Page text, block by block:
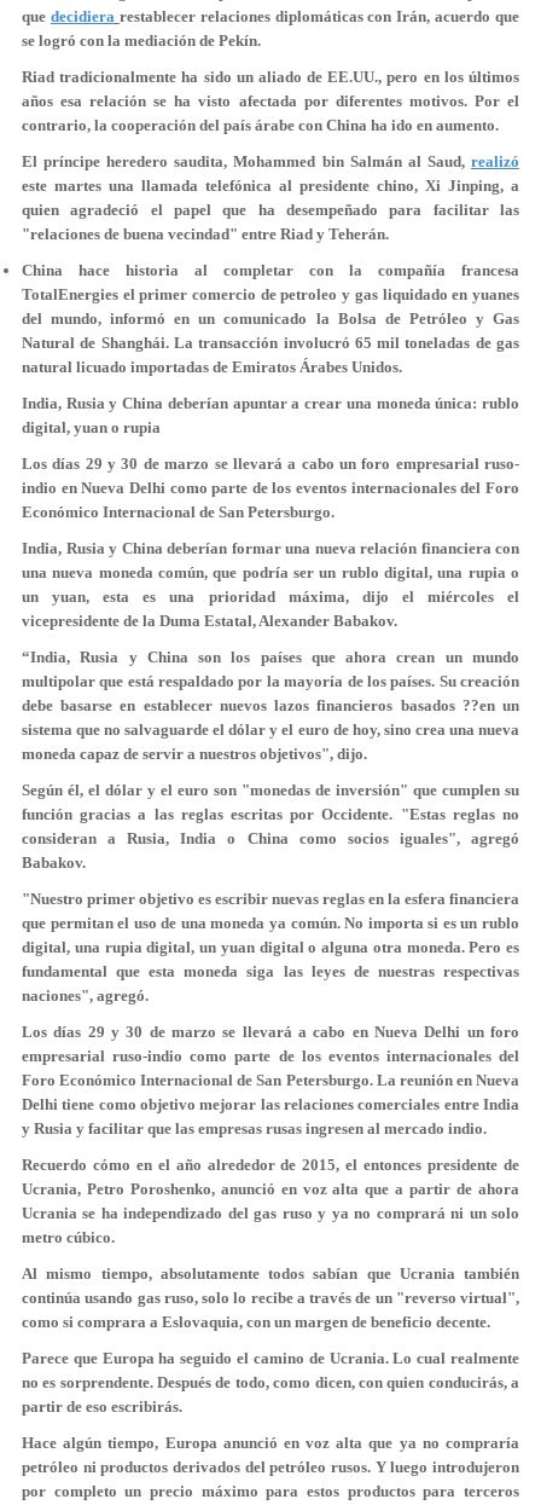
que decidiera restablecer relaciones diplomáticas con Irán, acuerdo que
se logró con la mediación de Pekín.
Riad tradicionalmenteha sido un aliado de EE.UU., pero en los últimos
años esa relación se ha visto afectada por diferentes motivos. Por el
contrario, la cooperación del país árabe con China ha ido en aumento.
El príncipe heredero saudita,Mohammed bin Salmán al Saud,realizó
este martes una llamada telefónica al presidente chino, Xi Jinping, a
quien agradeció el papel que ha desempeñado para facilitar las
"relaciones de buena vecindad" entre Riad y Teherán.
China hace historia al completar con la compañía francesa
TotalEnergies el primer comercio de petroleo y gas liquidado en yuanes
del mundo, informó en un comunicado la Bolsa de Petróleo y Gas
Natural de Shanghái. La transacción involucró 65 mil toneladas de gas
natural licuado importadas de Emiratos Árabes Unidos.
India, Rusia y China deberían apuntar a crear una moneda única: rublo
digital, yuan o rupia
Los días 29 y 30 de marzo se llevará a cabo un foro empresarial ruso-
indio en Nueva Delhi como parte de los eventos internacionales del Foro
Económico Internacional de San Petersburgo.
India, Rusia y China deberían formar una nueva relación financiera con
una nueva moneda común, que podría ser un rublo digital, una rupia o
un yuan, esta es una prioridad máxima, dijo el miércoles el
vicepresidente de la Duma Estatal, Alexander Babakov.
“India, Rusia y China son los países que ahora crean un mundo
multipolar que está respaldado por la mayoría de los países. Su creación
debe basarse en establecer nuevos lazos financieros basados ??en un
sistema que no salvaguarde el dólar y el euro de hoy, sino crea una nueva
moneda capaz de servir a nuestros objetivos", dijo.
Según él, el dólar y el euro son "monedas de inversión" que cumplen su
función gracias a las reglas escritas por Occidente. "Estas reglas no
consideran a Rusia, India o China como socios iguales", agregó
Babakov.
"Nuestro primer objetivo es escribir nuevas reglas en la esfera financiera
que permitan el uso de una moneda ya común. No importa si es un rublo
digital, una rupia digital, un yuan digital o alguna otra moneda. Pero es
fundamental que esta moneda siga las leyes de nuestras respectivas
naciones", agregó.
Los días 29 y 30 de marzo se llevará a cabo en Nueva Delhi un foro
empresarial ruso-indio como parte de los eventos internacionales del
Foro Económico Internacional de San Petersburgo. La reunión en Nueva
Delhi tiene como objetivo mejorar las relaciones comerciales entre India
y Rusia y facilitar que las empresas rusas ingresen al mercado indio.
Recuerdo cómo en el año alrededor de 2015, el entonces presidente de
Ucrania, Petro Poroshenko, anunció en voz alta que a partir de ahora
Ucrania se ha independizado del gas ruso y ya no comprará ni un solo
metro cúbico.
Al mismo tiempo, absolutamente todos sabían que Ucrania también
continúa usando gas ruso, solo lo recibe a través de un "reverso virtual",
como si comprara a Eslovaquia, con un margen de beneficio decente.
Parece que Europa ha seguido el camino de Ucrania. Lo cual realmente
no es sorprendente. Después de todo, como dicen, con quien conducirás, a
partir de eso escribirás.
Hace algún tiempo, Europa anunció en voz alta que ya no compraría
petróleo ni productos derivados del petróleo rusos. Y luego introdujeron
por completo un precio máximo para estos productos para terceros